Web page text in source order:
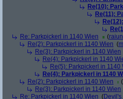
Re(10):
Re(11):
Re: Parkpickerl in 1140 Wien
(
Re(2): Parkpickerl in 1140 Wien (
Re(3): Parkpickerl in 1140 Wien
Re(4): Parkpickerl in 1140
Re(5): Parkpickerl in 1140
Re(4): Parkpickerl in 1140
Re(2): Parkpickerl in 1140 Wien
(
Re(3): Parkpickerl in 1140 Wien
Re: Parkpickerl in 1140 Wien (